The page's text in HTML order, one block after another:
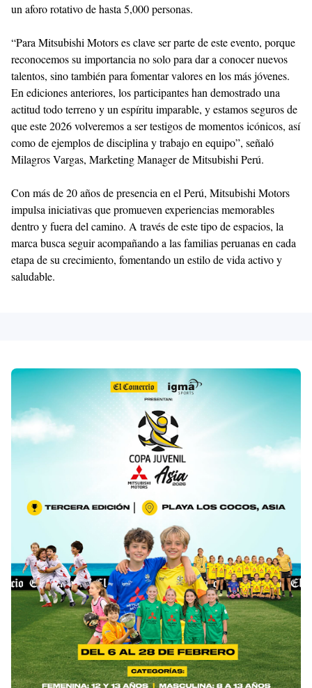
un aforo rotativo de hasta 5,000 personas.
“Para Mitsubishi Motors es clave ser parte de este evento, porque
reconocemos su importancia no solo para dar a conocer nuevos
talentos, sino también para fomentar valores en los más jóvenes.
En ediciones anteriores, los participantes han demostrado una
actitud todo terreno y un espíritu imparable, y estamos seguros de
que este 2026 volveremos a ser testigos de momentos icónicos, así
como de ejemplos de disciplina y trabajo en equipo”, señaló
Milagros Vargas, Marketing Manager de Mitsubishi Perú.
Con más de 20 años de presencia en el Perú, Mitsubishi Motors
impulsa iniciativas que promueven experiencias memorables
dentro y fuera del camino. A través de este tipo de espacios, la
marca busca seguir acompañando a las familias peruanas en cada
etapa de su crecimiento, fomentando un estilo de vida activo y
saludable.